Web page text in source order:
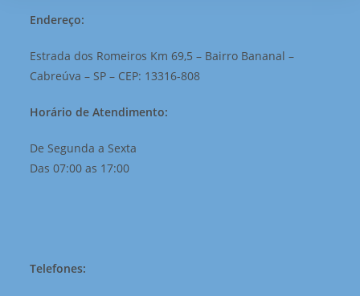
Endereço:
Estrada dos Romeiros Km 69,5 – Bairro Bananal –
Cabreúva – SP – CEP: 13316-808
Horário de Atendimento:
De Segunda a Sexta
Das 07:00 as 17:00
Telefones: